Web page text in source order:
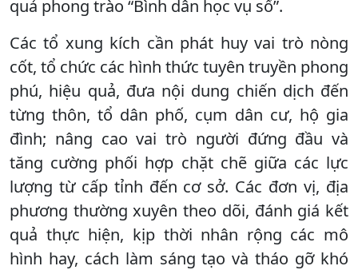
quả phong trào “Bình dân học vụ số”.
Các tổ xung kích cần phát huy vai trò nòng
cốt, tổ chức các hình thức tuyên truyền phong
phú, hiệu quả, đưa nội dung chiến dịch đến
từng thôn, tổ dân phố, cụm dân cư, hộ gia
đình; nâng cao vai trò người đứng đầu và
tăng cường phối hợp chặt chẽ giữa các lực
lượng từ cấp tỉnh đến cơ sở. Các đơn vị, địa
phương thường xuyên theo dõi, đánh giá kết
quả thực hiện, kịp thời nhân rộng các mô
hình hay, cách làm sáng tạo và tháo gỡ khó